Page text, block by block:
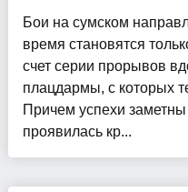
Бои на сумском
время становятся
счет серии прорывов
плацдармы, с которых
Причем успехи
проявилась кр...